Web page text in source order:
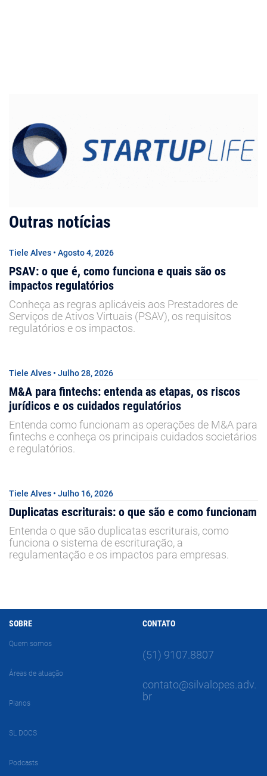
Outras notícias
Tiele Alves • Agosto 4, 2026
PSAV: o que é, como funciona e quais são os
impactos regulatórios
Conheça as regras aplicáveis aos Prestadores de
Serviços de Ativos Virtuais (PSAV), os requisitos
regulatórios e os impactos.
Tiele Alves • Julho 28, 2026
M&A para fintechs: entenda as etapas, os riscos
jurídicos e os cuidados regulatórios
Entenda como funcionam as operações de M&A para
fintechs e conheça os principais cuidados societários
e regulatórios.
Tiele Alves • Julho 16, 2026
Duplicatas escriturais: o que são e como funcionam
Entenda o que são duplicatas escriturais, como
funciona o sistema de escrituração, a
regulamentação e os impactos para empresas.
SOBRE
Quem somos
Áreas de atuação
Planos
SL DOCS
Podcasts
CONTATO
(51) 9107.8807
contato@silvalopes.adv.
br